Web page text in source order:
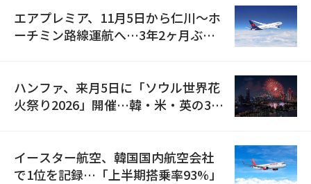
エアプレミア、11月5日から仁川〜ホ
ーチミン路線運航へ…3年2ヶ月ぶり
ハンファ、来月5日に「ソウル世界花
火祭り2026」開催…韓・米・英の3カ
イースター航空、韓国国内航空会社
で1位を記録…「上半期搭乗率93%」